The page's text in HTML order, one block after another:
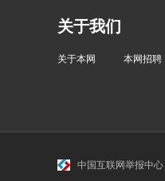
关于我们
关于本网 本网招聘
中国互联网举报中心